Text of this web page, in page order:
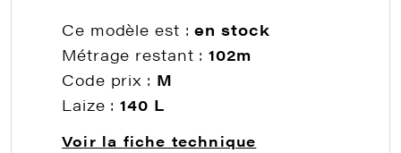
Ce modèle est :en stock
Métrage restant :102m
Code prix : M
Laize :140 L
Voir la fiche technique